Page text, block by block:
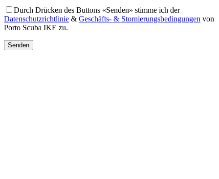
Durch Drücken des Buttons «Senden» stimme ich der
Datenschutzrichtlinie & Geschäfts- & Stornierungsbedingungen von
Porto Scuba IKE zu.